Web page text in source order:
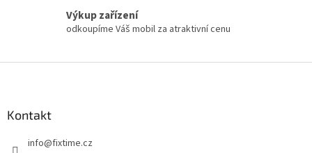
Výkup zařízení
odkoupíme Váš mobil za atraktivní cenu
Kontakt
info@fixtime.cz